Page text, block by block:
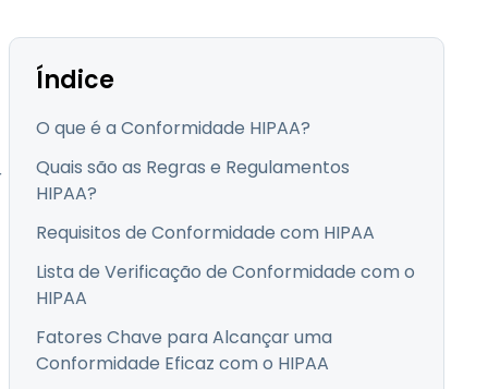
as
ภาษาไทย
Índice
O que é a Conformidade HIPAA?
Quais são as Regras e Regulamentos
HIPAA?
Requisitos de Conformidade com HIPAA
Lista de Verificação de Conformidade com o
HIPAA
Fatores Chave para Alcançar uma
Conformidade Eficaz com o HIPAA